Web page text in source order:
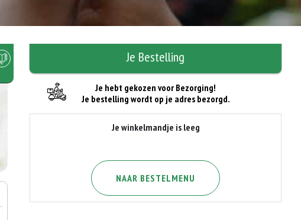
Je hebt gekozen voor Bezorging!
Je bestelling wordt op je adres bezorgd.
Je winkelmandje is leeg
NAAR BESTELMENU
Je Bestelling